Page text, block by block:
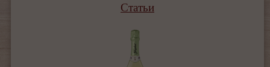
Статьи